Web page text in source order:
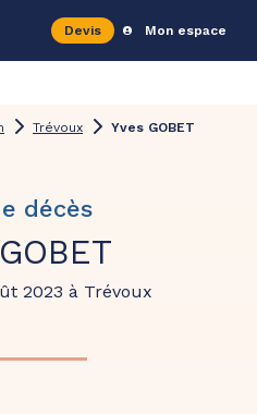
Devis Mon espace
Trévoux Yves GOBET
décès
2023 à Trévoux